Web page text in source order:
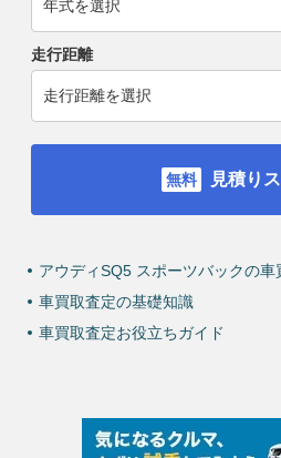
走行距離
見積り
アウディSQ5 スポーツバックの車
車買取査定の基礎知識
車買取査定お役立ちガイド